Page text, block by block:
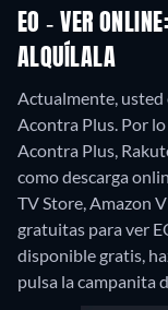
EO - VER
ALQUÍLALA
Actualmente, usted
Acontra Plus. Por
Acontra Plus,
como descarga
TV Store, Amazon
gratuitas para ver
disponible gratis,
pulsa la campanita